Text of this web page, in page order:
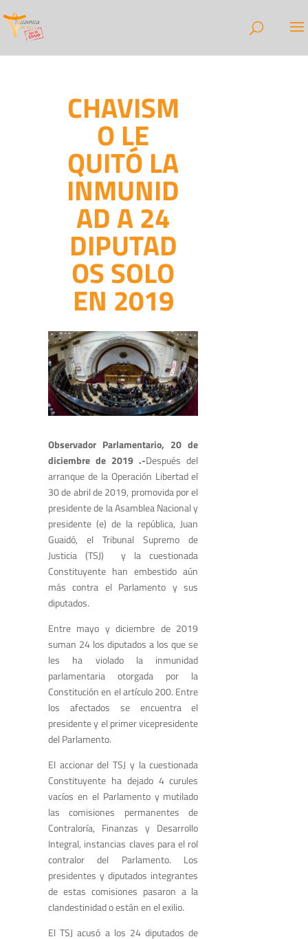
CHAVISM
O LE
QUITÓ LA
INMUNID
AD A 24
DIPUTAD
OS SOLO
EN 2019
Observador Parlamentario, 20 de
diciembre de 2019 .-Después del
arranque de la Operación Libertad el
30 de abril de 2019, promovida por el
presidente de la Asamblea Nacional y
presidente (e) de la república, Juan
Guaidó, el Tribunal Supremo de
Justicia (TSJ) y la cuestionada
Constituyente han embestido aún
más contra el Parlamento y sus
diputados.
Entre mayo y diciembre de 2019
suman 24 los diputados a los que se
les ha violado la inmunidad
parlamentaria otorgada por la
Constitución en el artículo 200. Entre
los afectados se encuentra el
presidente y el primer vicepresidente
del Parlamento.
El accionar del TSJ y la cuestionada
Constituyente ha dejado 4 curules
vacíos en el Parlamento y mutilado
las comisiones permanentes de
Contraloría, Finanzas y Desarrollo
Integral, instancias claves para el rol
contralor del Parlamento. Los
presidentes y diputados integrantes
de estas comisiones pasaron a la
clandestinidad o están en el exilio.
El TSJ acusó a los 24 diputados de